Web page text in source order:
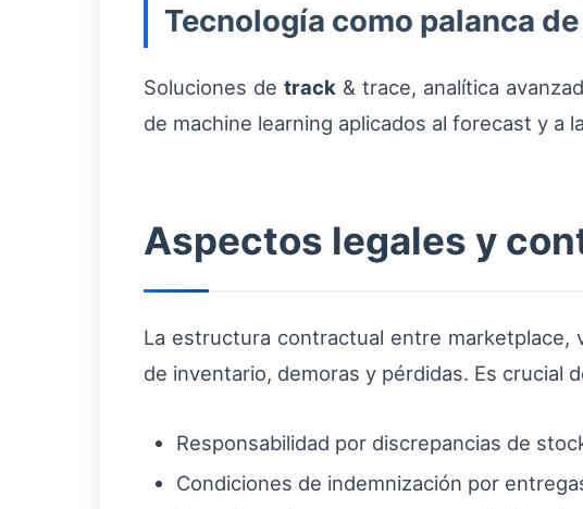
Tecnología como palanca
Soluciones detrack & trace, analítica
de machine learning aplicados al forecast y a
Aspectos legales y
La estructura contractual entre marketplace,
de inventario, demoras y pérdidas. Es crucial
Responsabilidad por discrepancias de
Condiciones de indemnización por